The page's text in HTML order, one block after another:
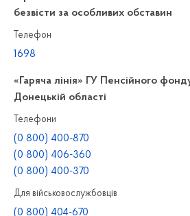
безвісти за особливих обставин
Телефон
1698
«Гаряча лінія» ГУ Пенсійного
Донецькій області
Телефони
(0 800) 400-870
(0 800) 406-360
(0 800) 400-370
Для військовослужбовців
(0 800) 404-670